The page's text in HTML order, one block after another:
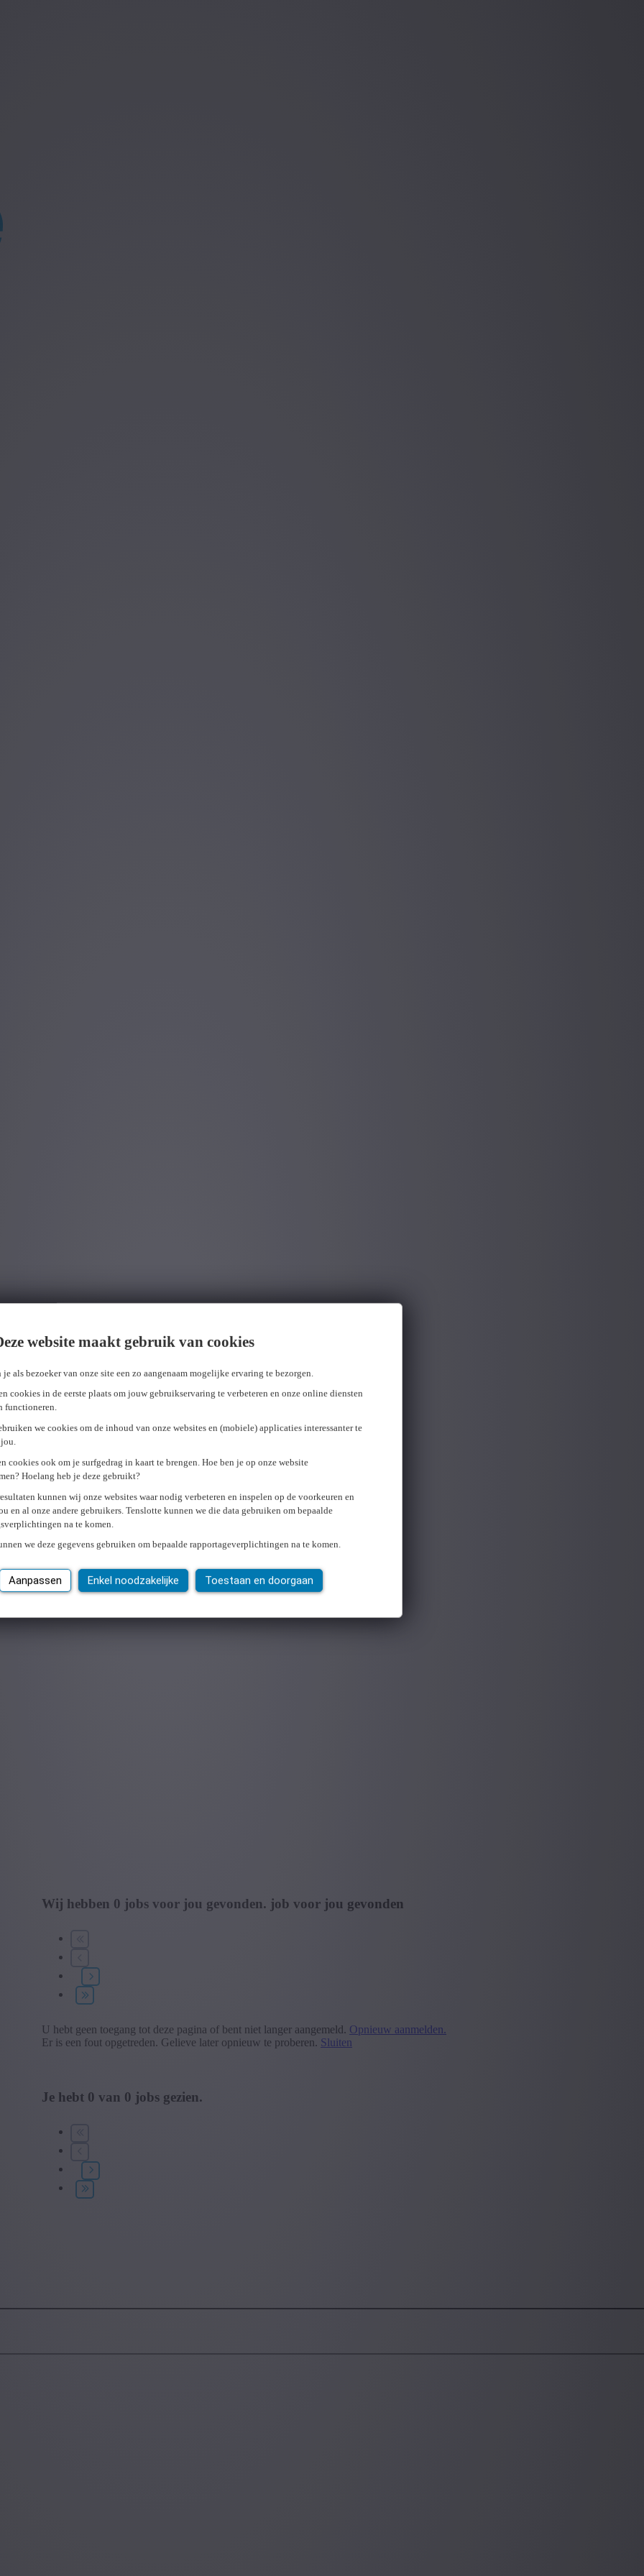
website maakt gebruik van cookies
je als bezoeker van onze site een zo aangenaam mogelijke ervaring te bezorgen.
cookies in de eerste plaats om jouw gebruikservaring te verbeteren en onze online diensten
functioneren.
we cookies om de inhoud van onze websites en (mobiele) applicaties interessanter te
cookies ook om je surfgedrag in kaart te brengen. Hoe ben je op onze website
Hoelang heb je deze gebruikt?
kunnen wij onze websites waar nodig verbeteren en inspelen op de voorkeuren en
en al onze andere gebruikers. Tenslotte kunnen we die data gebruiken om bepaalde
na te komen.
we deze gegevens gebruiken om bepaalde rapportageverplichtingen na te komen.
Aanpassen Enkel noodzakelijke Toestaan en doorgaan
Wij hebben 0 jobs voor jou gevonden. job voor jou gevonden
U hebt geen toegang tot deze pagina of bent niet langer aangemeld. Opnieuw aanmelden.
Er is een fout opgetreden. Gelieve later opnieuw te proberen. Sluiten
Je hebt 0 van 0 jobs gezien.